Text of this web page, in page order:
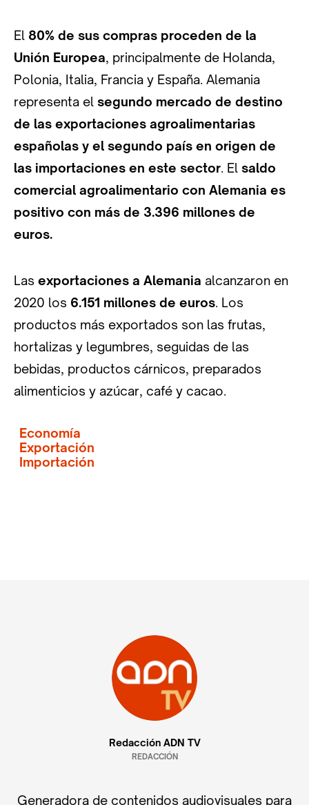
El 80% de sus compras proceden de la
Unión Europea, principalmente de Holanda,
Polonia, Italia, Francia y España. Alemania
representa el segundo mercado de destino
de las exportaciones agroalimentarias
españolas y el segundo país en origen de
las importaciones en este sector. El saldo
comercial agroalimentario con Alemania es
positivo con más de 3.396 millones de
euros.
Las exportaciones a Alemania alcanzaron en
2020 los 6.151 millones de euros. Los
productos más exportados son las frutas,
hortalizas y legumbres, seguidas de las
bebidas, productos cárnicos, preparados
alimenticios y azúcar, café y cacao.
Economía
Exportación
Importación
Redacción ADN TV
REDACCIÓN
Generadora de contenidos audiovisuales para